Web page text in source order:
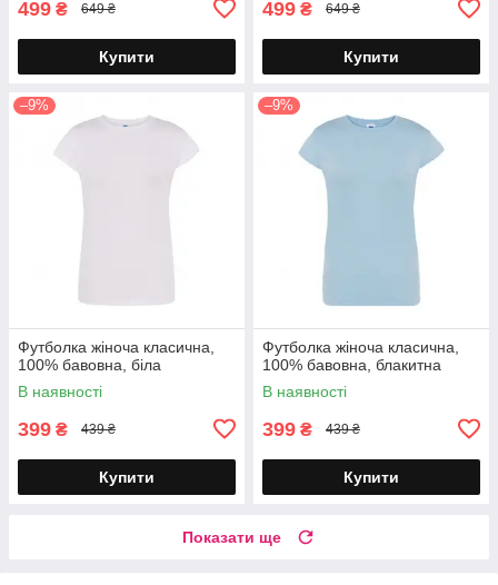
499 ₴ 649 ₴
Купити
499 ₴ 649 ₴
Купити
–9%
Футболка жіноча класична,
100% бавовна, біла
В наявності
399 ₴ 439 ₴
Купити
–9%
Футболка жіноча класична,
100% бавовна, блакитна
В наявності
399 ₴ 439 ₴
Купити
Показати ще